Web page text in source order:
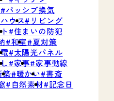
パッシブ換気
ウス
リビング
住まいの防犯
和室 夏対策
太陽光パネル
家事 家事動線
築 暖かい 書斎
自然素材 記念日